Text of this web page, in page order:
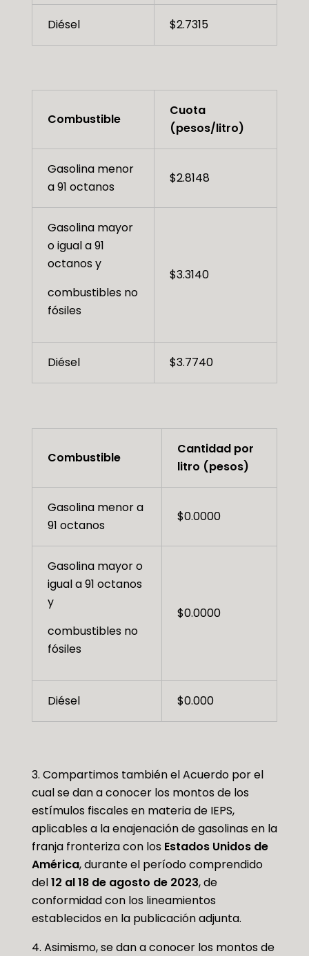
Diésel $2.7315
Combustible
Cuota
(pesos/litro)
Gasolina menor
a 91 octanos
$2.8148
Gasolina mayor
o igual a 91
octanos y
combustibles no
fósiles
$3.3140
Diésel $3.7740
Combustible
Cantidad por
litro (pesos)
Gasolina menor a
91 octanos
$0.0000
Gasolina mayor o
igual a 91 octanos
y
combustibles no
fósiles
$0.0000
Diésel $0.000
3. Compartimos también el Acuerdo por el
cual se dan a conocer los montos de los
estímulos fiscales en materia de IEPS,
aplicables a la enajenación de gasolinas en la
franja fronteriza con los Estados Unidos de
América, durante el período comprendido
del12 al 18 de agosto de 2023, de
conformidad con los lineamientos
establecidos en la publicación adjunta.
4. Asimismo, se dan a conocer los montos de